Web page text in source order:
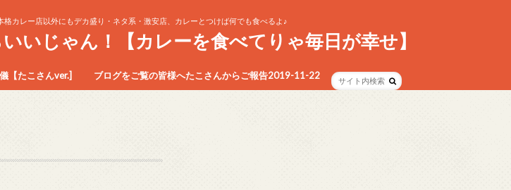
カレー店以外にもデカ盛り・ネタ系・激安店、カレーとつけば何でも食べるよ♪
じゃん！【カレーを食べてりゃ毎日が幸せ】
【たこさんver.] ブログをご覧の皆様へたこさんからご報告2019-11-22